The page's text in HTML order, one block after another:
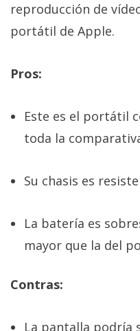
reproducción de
portátil de Apple.
Pros:
Este es el portátil
toda la
Su chasis es
La batería es
mayor que la del
Contras:
La pantalla podría